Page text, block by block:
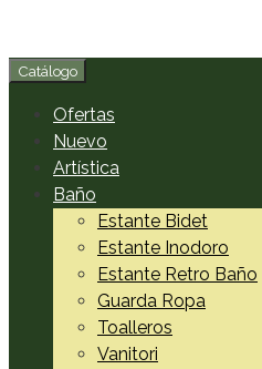
Catálogo
Ofertas
Nuevo
Artística
Baño
Estante Bidet
Estante Inodoro
Estante Retro Baño
Guarda Ropa
Toalleros
Vanitori